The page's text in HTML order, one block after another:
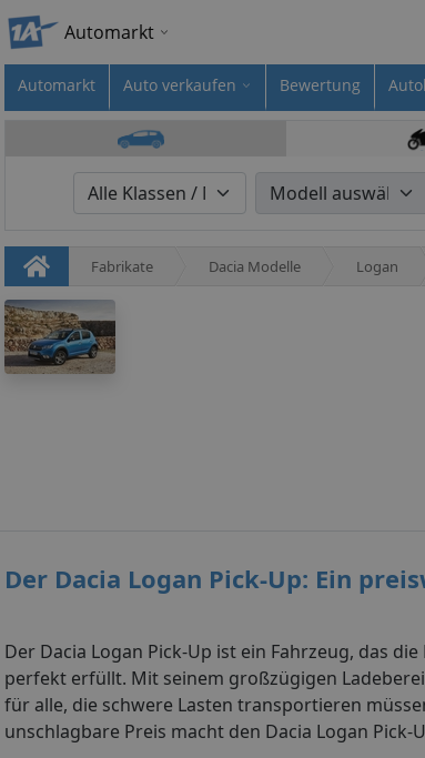
Automarkt
Automarkt Auto verkaufen Bewertung
Fabrikate Dacia Modelle Logan
Der Dacia Logan Pick-Up: Ein
Der Dacia Logan Pick-Up ist ein Fahrzeug, das
perfekt erfüllt. Mit seinem großzügigen
für alle, die schwere Lasten transportieren
unschlagbare Preis macht den Dacia Logan